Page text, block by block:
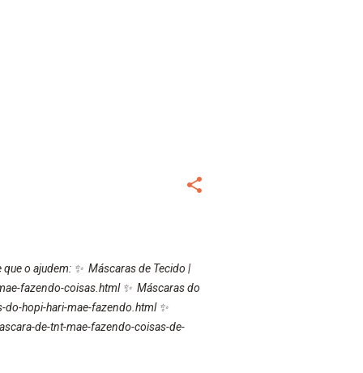
o ajudem: ✨ Máscaras de Tecido |
fazendo-coisas.html ✨ Máscaras do
hopi-hari-mae-fazendo.html ✨
de-tnt-mae-fazendo-coisas-de-